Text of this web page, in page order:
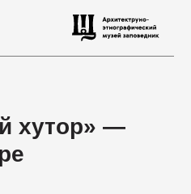
хутор» —